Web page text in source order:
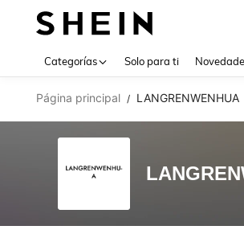
Categorías Solo para ti
Página principal / LANGRENWENHUA